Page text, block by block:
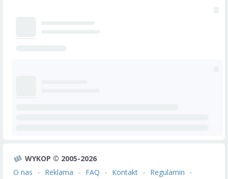
WYKOP © 2005-2026
O nas
Reklama FAQ Kontakt
Regulamin